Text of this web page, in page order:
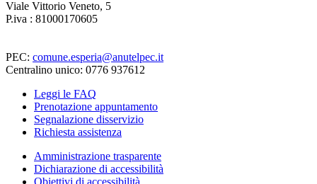
Viale Vittorio Veneto, 5
P.iva : 81000170605
PEC: comune.esperia@anutelpec.it
Centralino unico: 0776 937612
Leggi le FAQ
Prenotazione appuntamento
Segnalazione disservizio
Richiesta assistenza
Amministrazione trasparente
Dichiarazione di accessibilità